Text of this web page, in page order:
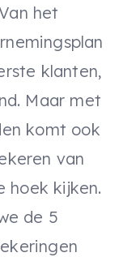
het
klanten,
Maar met
komt ook
van
hoek kijken.
de 5